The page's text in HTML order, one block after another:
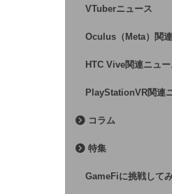
VTuberニュース
Oculus（Meta）関
HTC Vive関連ニュー
PlayStationVR関連
コラム
特集
GameFiに挑戦して